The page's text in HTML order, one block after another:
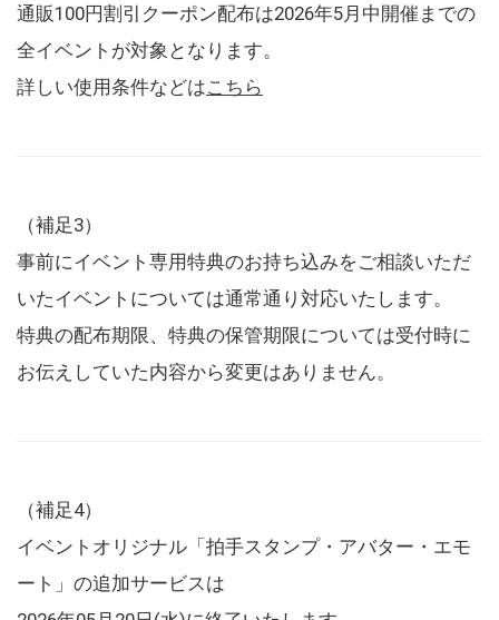
通販100円割引クーポン配布は2026年5月中開催までの
全イベントが対象となります。
詳しい使用条件などはこちら
（補足3）
事前にイベント専用特典のお持ち込みをご相談いただ
いたイベントについては通常通り対応いたします。
特典の配布期限、特典の保管期限については受付時に
お伝えしていた内容から変更はありません。
（補足4）
イベントオリジナル「拍手スタンプ・アバター・エモ
ート」の追加サービスは